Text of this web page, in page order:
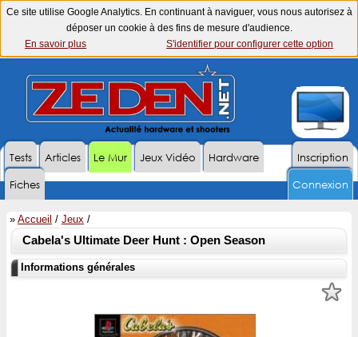
Ce site utilise Google Analytics. En continuant à naviguer, vous nous autorisez à
déposer un cookie à des fins de mesure d'audience.
En savoir plus
S'identifier pour configurer cette option
Inscription
Tests Articles Le Mur Jeux Vidéo
Hardware
Fiches
Connexion
» Accueil / Jeux /
Cabela's Ultimate Deer Hunt : Open Season
Informations générales